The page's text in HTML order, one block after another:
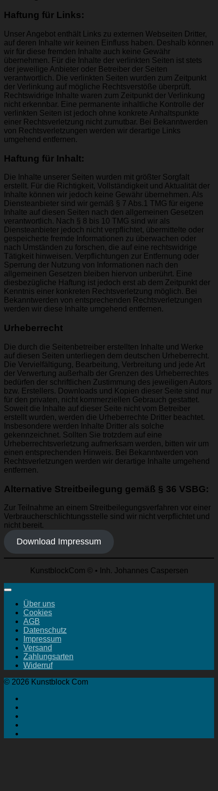
Haftung für Links:
Unser Angebot enthält Links zu externen Webseiten Dritter,
auf deren Inhalte wir keinen Einfluss haben. Deshalb können
wir für diese fremden Inhalte auch keine Gewähr
übernehmen. Für die Inhalte der verlinkten Seiten ist stets
der jeweilige Anbieter oder Betreiber der Seiten
verantwortlich. Die verlinkten Seiten wurden zum Zeitpunkt
der Verlinkung auf mögliche Rechtsverstöße überprüft.
Rechtswidrige Inhalte waren zum Zeitpunkt der Verlinkung
nicht erkennbar. Eine permanente inhaltliche Kontrolle der
verlinkten Seiten ist jedoch ohne konkrete Anhaltspunkte
einer Rechtsverletzung nicht zumutbar. Bei Bekanntwerden
von Rechtsverletzungen werden wir derartige Links
umgehend entfernen.
Haftung für Inhalt:
Die Inhalte unserer Seiten wurden mit größter Sorgfalt
erstellt. Für die Richtigkeit, Vollständigkeit und Aktualität der
Inhalte können wir jedoch keine Gewähr übernehmen. Als
Diensteanbieter sind wir gemäß § 7 Abs.1 TMG für eigene
Inhalte auf diesen Seiten nach den allgemeinen Gesetzen
verantwortlich. Nach § 8 bis 10 TMG sind wir als
Diensteanbieter jedoch nicht verpflichtet, übermittelte oder
gespeicherte fremde Informationen zu überwachen oder
nach Umständen zu forschen, die auf eine rechtswidrige
Tätigkeit hinweisen. Verpflichtungen zur Entfernung oder
Sperrung der Nutzung von Informationen nach den
allgemeinen Gesetzen bleiben hiervon unberührt. Eine
diesbezügliche Haftung ist jedoch erst ab dem Zeitpunkt der
Kenntnis einer konkreten Rechtsverletzung möglich. Bei
Bekanntwerden von entsprechenden Rechtsverletzungen
werden wir diese Inhalte umgehend entfernen.
Urheberrecht
Die durch die Seitenbetreiber erstellten Inhalte und Werke
auf diesen Seiten unterliegen dem deutschen Urheberrecht.
Die Vervielfältigung, Bearbeitung, Verbreitung und jede Art
der Verwertung außerhalb der Grenzen des Urheberrechtes
bedürfen der schriftlichen Zustimmung des jeweiligen Autors
bzw. Erstellers. Downloads und Kopien dieser Seite sind nur
für den privaten, nicht kommerziellen Gebrauch gestattet.
Soweit die Inhalte auf dieser Seite nicht vom Betreiber
erstellt wurden, werden die Urheberrechte Dritter beachtet.
Insbesondere werden Inhalte Dritter als solche
gekennzeichnet. Sollten Sie trotzdem auf eine
Urheberrechtsverletzung aufmerksam werden, bitten wir um
einen entsprechenden Hinweis. Bei Bekanntwerden von
Rechtsverletzungen werden wir derartige Inhalte umgehend
entfernen.
Alternative Streitbeilegung gemäß § 36 VSBG:
Zur Teilnahme an einem Streitbeilegungsverfahren vor einer
Verbraucherschlichtungsstelle sind wir nicht verpflichtet und
nicht bereit.
Download Impressum
KunstblockCom © • Inh. Johannes Caspersen
Über uns
Cookies
AGB
Datenschutz
Impressum
Versand
Zahlungsarten
Widerruf
© 2026 Kunstblock Com